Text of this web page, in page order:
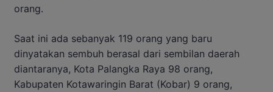
orang.
Saat ini ada sebanyak 119 orang yang baru
dinyatakan sembuh berasal dari sembilan daerah
diantaranya, Kota Palangka Raya 98 orang,
Kabupaten Kotawaringin Barat (Kobar) 9 orang,